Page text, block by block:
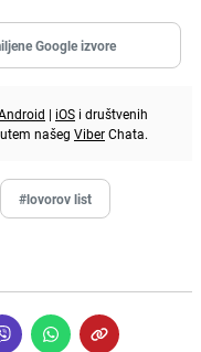
Google izvore
| iOS i društvenih
našeg ViberChata.
#lovorov list